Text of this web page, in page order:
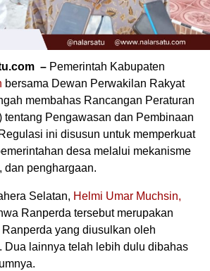
– Pemerintah Kabupaten
bersama Dewan Perwakilan Rakyat
membahas Rancangan Peraturan
tentang Pengawasan dan Pembinaan
ini disusun untuk memperkuat
desa melalui mekanisme
dan penghargaan.
Selatan, Helmi Umar Muchsin,
Ranperda tersebut merupakan
yang diusulkan oleh
Dua lainnya telah lebih dulu dibahas